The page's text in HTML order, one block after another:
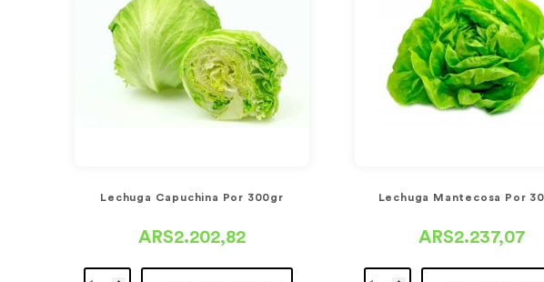
Lechuga Capuchina Por 300gr
ARS2.202,82
Lechuga Mantecosa Por
ARS2.237,07